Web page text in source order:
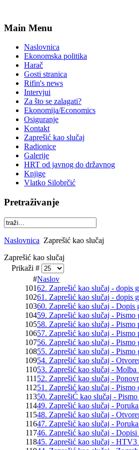
Main Menu
Naslovnica
Ekonomska politika
Harač
Gosti stranica
Rifin's news
Intervjui
Za što se zalagati?
Ekonomija/Economics
Osiguranje
Kontakt
Zaprešić kao slučaj
Radionice
Galerije
HRT od javnog do državnog
Knjige
Vlatko Silobrčić
Pretraživanje
Naslovnica Zaprešić kao slučaj
Zaprešić kao slučaj
Prikaži #
#Naslov
10162. Zaprešić kao slučaj - dopis
10261. Zaprešić kao slučaj - dopis
10360. Zaprešić kao slučaj - Dopis
10459. Zaprešić kao slučaj -
10558. Zaprešić kao slučaj -
10657. Zaprešić kao slučaj -
10756. Zaprešić kao slučaj -
10855. Zaprešić kao slučaj -
10954. Zaprešić kao slučaj -
11053. Zaprešić kao slučaj - Molba
111 52. Zaprešić kao slučaj -
11251. Zaprešić kao slučaj -
11350. ZaprešiĆ kao slučaj -
11449. Zaprešić kao slučaj -
11548. Zaprešić kao slučaj -
11647. Zaprešić kao slučaj -
11746. Zaprešić kao slučaj -
11845. Zaprešić kao slučaj -